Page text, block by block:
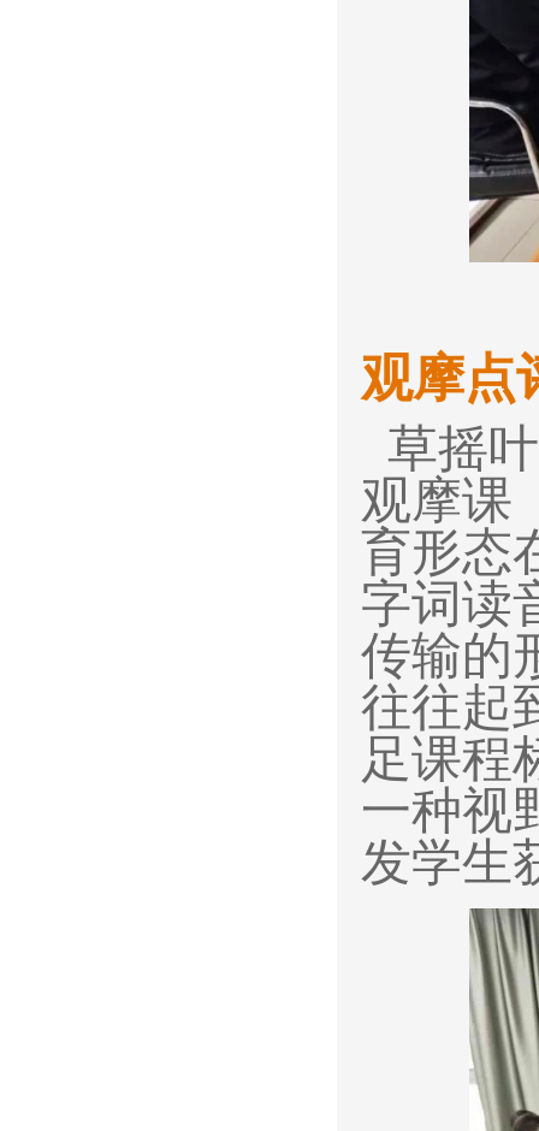
观摩点
草摇
观摩课
育形态
字词读
传输的
往往起
足课程
一种视
发学生